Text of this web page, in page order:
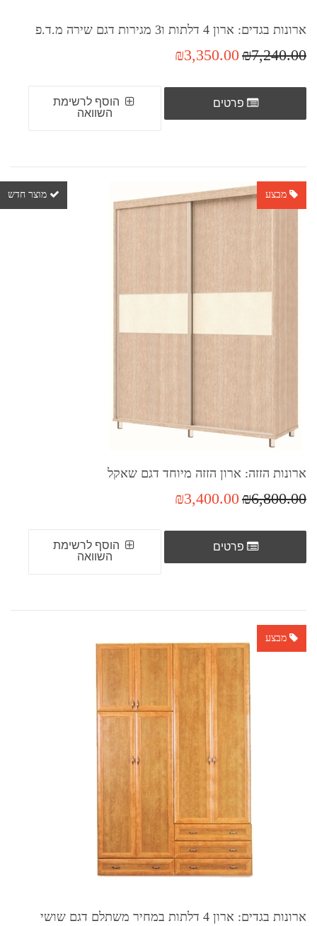
ארונות בגדים: ארון 4 דלתות ו3 מגירות דגם שירה מ.ד.פ
₪7,240.00
₪3,350.00
פרטים
הוסף לרשימת
השוואה
מוצר חדש מבצע
ארונות הזזה: ארון הזזה מיוחד דגם שאקל
₪6,800.00
₪3,400.00
פרטים
הוסף לרשימת
השוואה
מבצע
ארונות בגדים: ארון 4 דלתות במחיר משתלם דגם שושי